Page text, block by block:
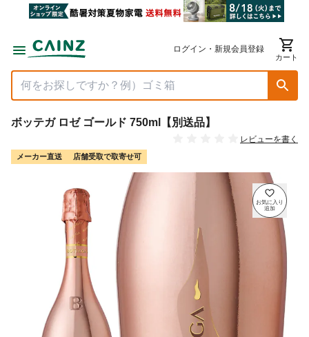
ログイン・新規会員登録
カート
ボッテガ ロゼ ゴールド 750ml【別送品】
レビューを書く
メーカー直送 店舗受取で取寄せ可